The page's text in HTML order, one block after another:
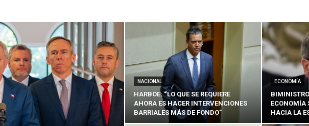
Nación
NACIONAL
HARBOE: “LO QUE SE REQUIERE
AHORA ES HACER INTERVENCIONES
BARRIALES MÁS DE FONDO”
ECONOMÍA
ECONOMÍA
HACIA LA